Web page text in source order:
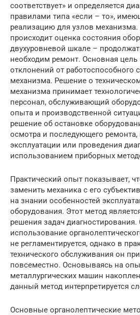
соответствует» и определяется
правилами типа «если – то»,
реализацию для узлов механизма.
происходит оценка состояния
двухуровневой шкале –
необходим ремонт. Основная
отклонений от работоспособного
механизма. Решение о
механизма принимает
персонал, обслуживающий
опыта и производственной
решение об остановке
осмотра и последующего
эксплуатации или проведения
использованием приборных
Практический опыт показывает,
заменить механика с его
на знании особенностей
оборудования. Этот метод
решения задач диагностирования.
использование
не регламентируется, однако в
технического обслуживания он
повсеместно. Основываясь на
металлургических машин
данный метод интерпретируется
Основные органолептические